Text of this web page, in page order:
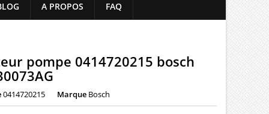
A PROPOS FAQ
pompe 0414720215 bosch
0414720215 Marque Bosch